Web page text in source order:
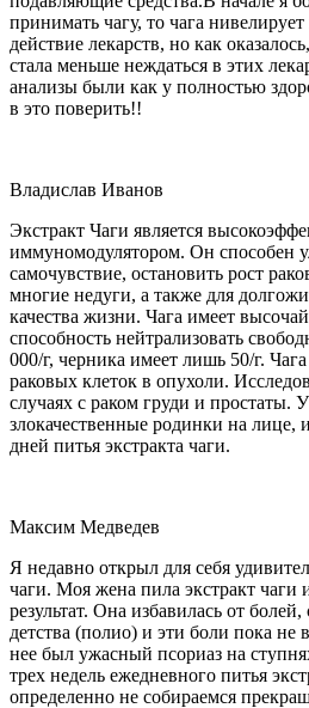
принимать чагу, то чага
действие лекарств, но как
стала меньше неждаться в этих
анализы были как у полностью
в это поверить!!
Владислав Иванов
Экстракт Чаги является
иммуномодулятором. Он способен
самочувствие, остановить рост
многие недуги, а также для
качества жизни. Чага имеет
способность нейтрализовать
000/г, черника имеет лишь 50/г.
раковых клеток в опухоли.
случаях с раком груди и простаты.
злокачественные родинки на лице,
дней питья экстракта чаги.
Максим Медведев
Я недавно открыл для себя
чаги. Моя жена пила экстракт чаги
результат. Она избавилась от
детства (полио) и эти боли пока не
нее был ужасный псориаз на
трех недель ежедневного питья
определенно не собираемся